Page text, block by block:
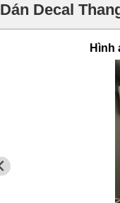
Dán Decal
Hình